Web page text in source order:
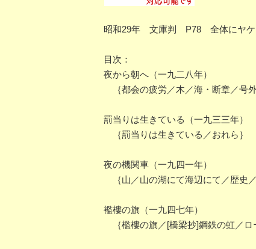
昭和29年 文庫判 P78 全体にヤケ
目次：
夜から朝へ（一九二八年）
｛都会の疲労／木／海・断章／号
罰当りは生きている（一九三三年）
｛罰当りは生きている／おれら｝
夜の機関車（一九四一年）
｛山／山の湖にて海辺にて／歴史
襤樓の旗（一九四七年）
｛檻樓の旗／[橋梁抄]鋼鉄の虹／ロ